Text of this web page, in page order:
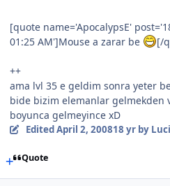
[quote name='ApocalypsE'
01:25 AM']Mouse a zarar be
[/
++
ama lvl 35 e geldim sonra yeter
bide bizim elemanlar gelmekden
boyunca gelmeyince xD
EditedApril 2, 200818 yrby
Quote